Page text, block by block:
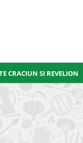
CRACIUN SI REVELION